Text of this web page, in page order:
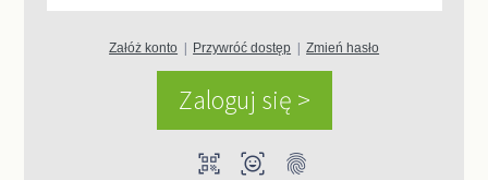
Załóż konto Przywróć dostęp |Zmień hasło
qr_code_scanner ar_on_you fingerprint